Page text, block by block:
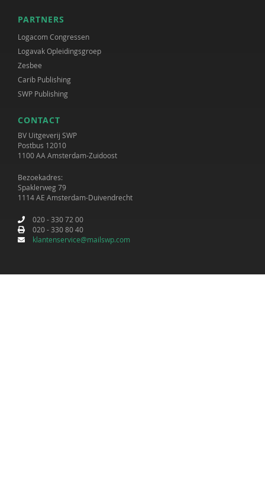
PARTNERS
Logacom Congressen
Logavak Opleidingsgroep
Zesbee
Carib Publishing
SWP Publishing
CONTACT
BV Uitgeverij SWP
Postbus 12010
1100 AA Amsterdam-Zuidoost
Bezoekadres:
Spaklerweg 79
1114 AE Amsterdam-Duivendrecht
020 - 330 72 00
020 - 330 80 40
klantenservice@mailswp.com